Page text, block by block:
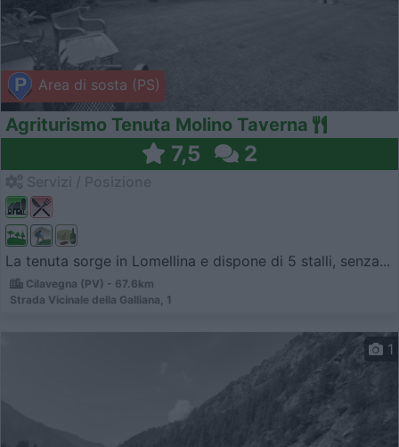
Area di sosta (PS)
Agriturismo Tenuta Molino Taverna
7,5 2
La tenuta sorge in Lomellina e dispone di 5 stalli, senza...
Cilavegna (PV) - 67.6km
Strada Vicinale della Galliana, 1
1